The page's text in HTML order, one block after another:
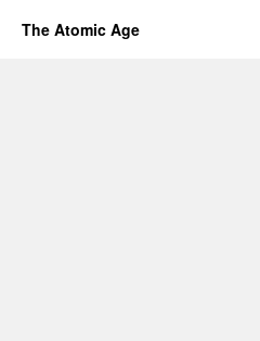
The Atomic Age